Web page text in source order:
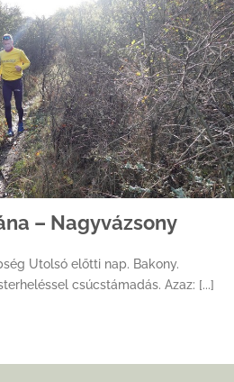
– Nagyvázsony
Utolsó előtti nap. Bakony.
csúcstámadás. Azaz: [...]